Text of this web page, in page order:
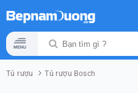
Tủ rượu Tủ rượu Bosch